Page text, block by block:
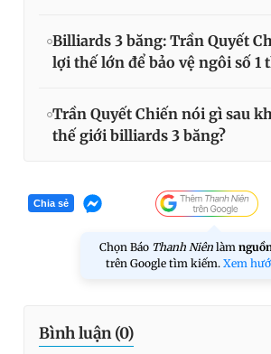
Billiards 3 băng: Trần Quyết
lợi thế lớn để bảo vệ ngôi số 1
Trần Quyết Chiến nói gì sau
thế giới billiards 3 băng?
Chia sẻ
Chọn Báo Thanh Niên làm
trên Google tìm kiếm. Xem
Bình luận (0)